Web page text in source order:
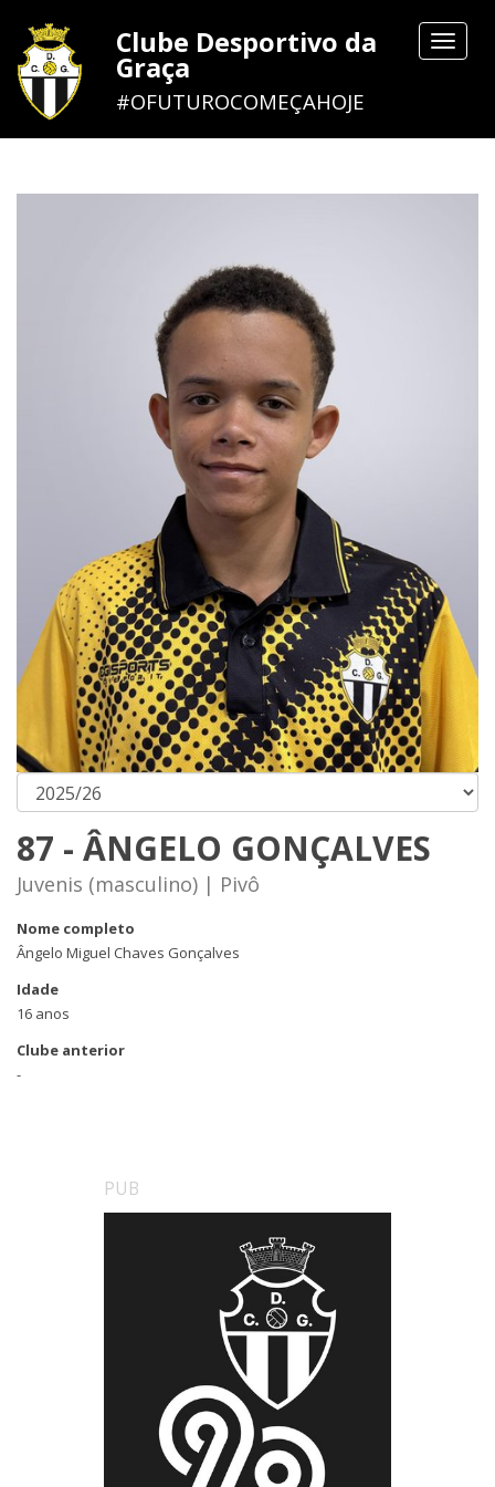
Toggle
Clube Desportivo da
Graça
#OFUTUROCOMEÇAHOJE
87 - ÂNGELO GONÇALVES
Juvenis (masculino) | Pivô
Nome completo
Ângelo Miguel Chaves Gonçalves
Idade
16 anos
Clube anterior
-
PUB